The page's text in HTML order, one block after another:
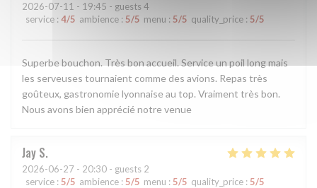
2026-07-11 - 19:45 - guests 4
service : 4/5 ambience : 5/5 menu : 5/5 quality_price : 5/5
Superbe bouchon. Très bon accueil. Service un poil long mais
les serveuses tournaient comme des avions. Repas très
goûteux, gastronomie lyonnaise au top. Vraiment très bon.
Nous avons bien apprécié notre venue
Jay S
2026-06-27 - 20:30 - guests 2
service : 5/5 ambience : 5/5 menu : 5/5 quality_price : 5/5